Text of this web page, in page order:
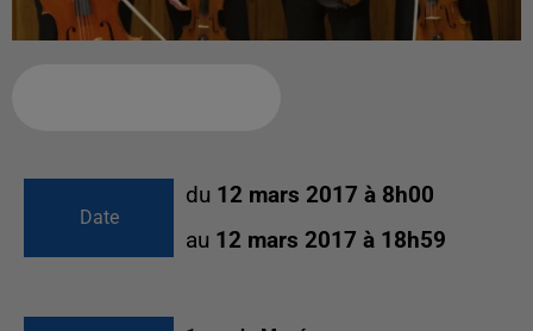
Date
du 12 mars 2017 à 8h00
au 12 mars 2017 à 18h59